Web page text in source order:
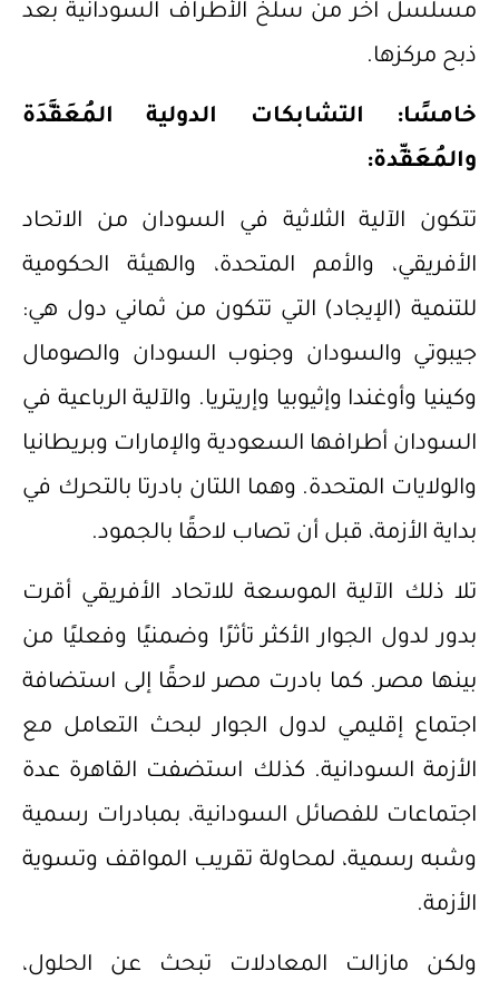
مسلسل آخر من سلخ الأطراف السودانية بعد
ذبح مركزها.
خامسًا: التشابكات الدولية المُعَقَّدَة
والمُعَقِّدة:
تتكون الآلية الثلاثية في السودان من الاتحاد
الأفريقي، والأمم المتحدة، والهيئة الحكومية
للتنمية (الإيجاد) التي تتكون من ثماني دول هي:
جيبوتي والسودان وجنوب السودان والصومال
وكينيا وأوغندا وإثيوبيا وإريتريا. والآلية الرباعية في
السودان أطرافها السعودية والإمارات وبريطانيا
والولايات المتحدة. وهما اللتان بادرتا بالتحرك في
بداية الأزمة، قبل أن تصاب لاحقًا بالجمود.
تلا ذلك الآلية الموسعة للاتحاد الأفريقي أقرت
بدور لدول الجوار الأكثر تأثرًا وضمنيًا وفعليًا من
بينها مصر. كما بادرت مصر لاحقًا إلى استضافة
اجتماع إقليمي لدول الجوار لبحث التعامل مع
الأزمة السودانية. كذلك استضفت القاهرة عدة
اجتماعات للفصائل السودانية، بمبادرات رسمية
وشبه رسمية، لمحاولة تقريب المواقف وتسوية
الأزمة.
ولكن مازالت المعادلات تبحث عن الحلول،